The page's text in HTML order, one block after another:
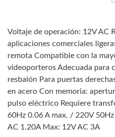
Voltaje de operación: 12V AC
aplicaciones comerciales
remota Compatible con la
videoporteros Adecuada para
resbalón Para puertas
en acero Con memoria:
pulso eléctrico Requiere
60Hz 0.06 A max. / 220V
AC 1.20A Max: 12V AC 3A